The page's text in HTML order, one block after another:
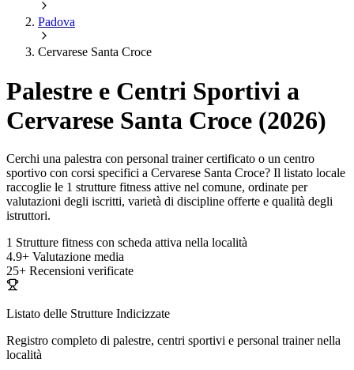
Padova
Cervarese Santa Croce
Palestre e Centri Sportivi a
Cervarese Santa Croce (2026)
Cerchi una palestra con personal trainer certificato o un centro
sportivo con corsi specifici a Cervarese Santa Croce? Il listato locale
raccoglie le 1 strutture fitness attive nel comune, ordinate per
valutazioni degli iscritti, varietà di discipline offerte e qualità degli
istruttori.
1 Strutture fitness con scheda attiva nella località
4.9+ Valutazione media
25+ Recensioni verificate
Listato delle Strutture Indicizzate
Registro completo di palestre, centri sportivi e personal trainer nella
località